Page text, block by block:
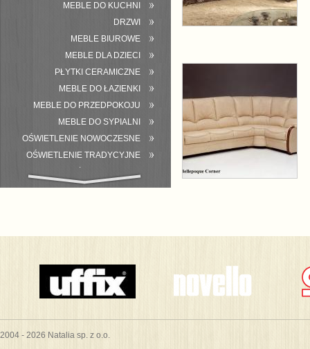
MEBLE DO KUCHNI
DRZWI
MEBLE BIUROWE
MEBLE DLA DZIECI
PŁYTKI CERAMICZNE
MEBLE DO ŁAZIENKI
MEBLE DO PRZEDPOKOJU
MEBLE DO SYPIALNI
OŚWIETLENIE NOWOCZESNE
OŚWIETLENIE TRADYCYJNE
2004 - 2026 Natalia sp. z o.o.